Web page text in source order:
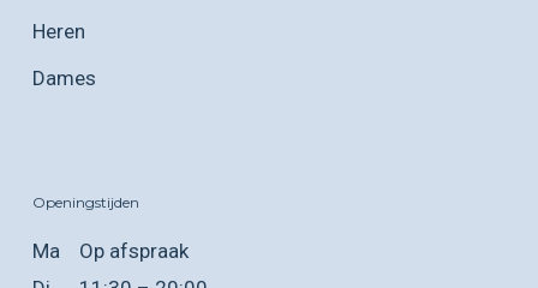
Heren
Dames
Openingstijden
Ma Op afspraak